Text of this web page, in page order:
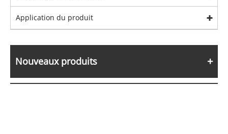
Application du produit
Nouveaux produits